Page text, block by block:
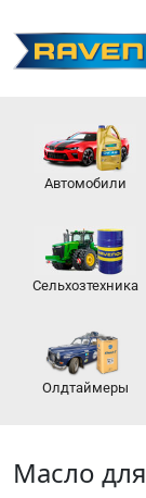
Автомобили
Сельхозтехника
Олдтаймеры
Масло для